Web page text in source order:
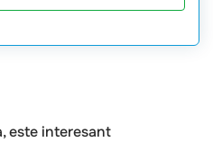
este interesant